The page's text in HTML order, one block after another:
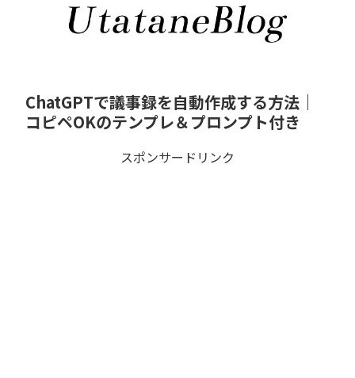
ChatGPTで議事録を自動作成する方法｜
コピペOKのテンプレ＆プロンプト付き
スポンサードリンク